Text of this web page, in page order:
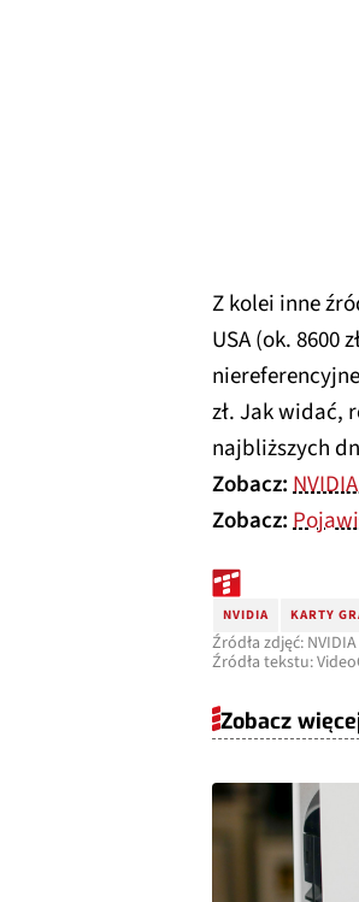
Z kolei inne
USA (ok. 8600
zł. Jak widać,
najbliższych
Zobacz:
Zobacz:
NVIDIA KARTY
Źródła zdjęć: NVIDIA
Źródła tekstu:
Zobacz